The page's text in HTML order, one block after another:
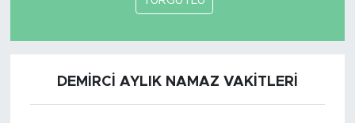
DEMİRCİ AYLIK NAMAZ VAKITLERI